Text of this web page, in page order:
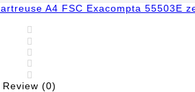
  





Review (0)